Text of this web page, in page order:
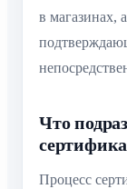
в магазинах,
Что
Процесс